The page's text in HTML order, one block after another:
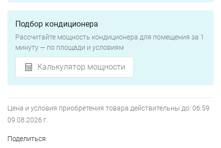
Подбор кондиционера
Рассчитайте мощность кондиционера для помещения за 1
минуту — по площади и условиям
Калькулятор мощности
Цена и условия приобретения товара действительны до: 06:59
09.08.2026 г.
Поделиться: